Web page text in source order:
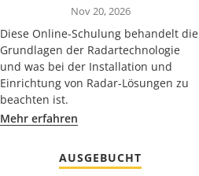
Nov 20, 2026
Diese Online-Schulung behandelt die
Grundlagen der Radartechnologie
und was bei der Installation und
Einrichtung von Radar-Lösungen zu
beachten ist.
Mehr erfahren
AUSGEBUCHT